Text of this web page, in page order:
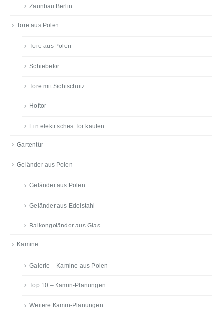
Zaunbau Berlin
Tore aus Polen
Tore aus Polen
Schiebetor
Tore mit Sichtschutz
Hoftor
Ein elektrisches Tor kaufen
Gartentür
Geländer aus Polen
Geländer aus Polen
Geländer aus Edelstahl
Balkongeländer aus Glas
Kamine
Galerie – Kamine aus Polen
Top 10 – Kamin-Planungen
Weitere Kamin-Planungen